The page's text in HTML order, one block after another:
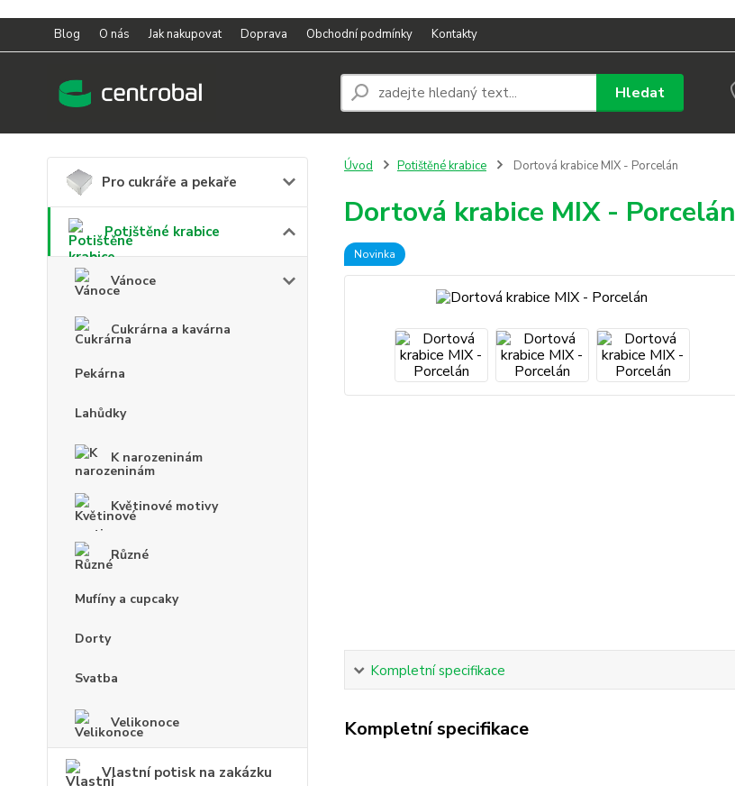
Blog O nás Jak nakupovat Doprava Obchodní podmínky Kontakty
Hledat
Pro cukráře a pekaře
Potištěné krabice
Vánoce
Cukrárna a kavárna
Pekárna
Lahůdky
K narozeninám
Květinové motivy
Různé
Mufíny a cupcaky
Dorty
Svatba
Velikonoce
Vlastní potisk na zakázku
Úvod Potištěné krabice Dortová krabice MIX - Porcelán
Dortová krabice MIX - Porcelán
Novinka
Kompletní specifikace
Kompletní specifikace